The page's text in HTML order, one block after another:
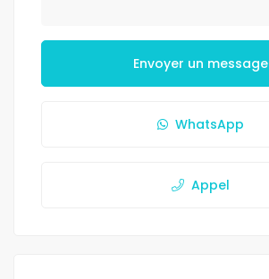
Envoyer un message
WhatsApp
Appel